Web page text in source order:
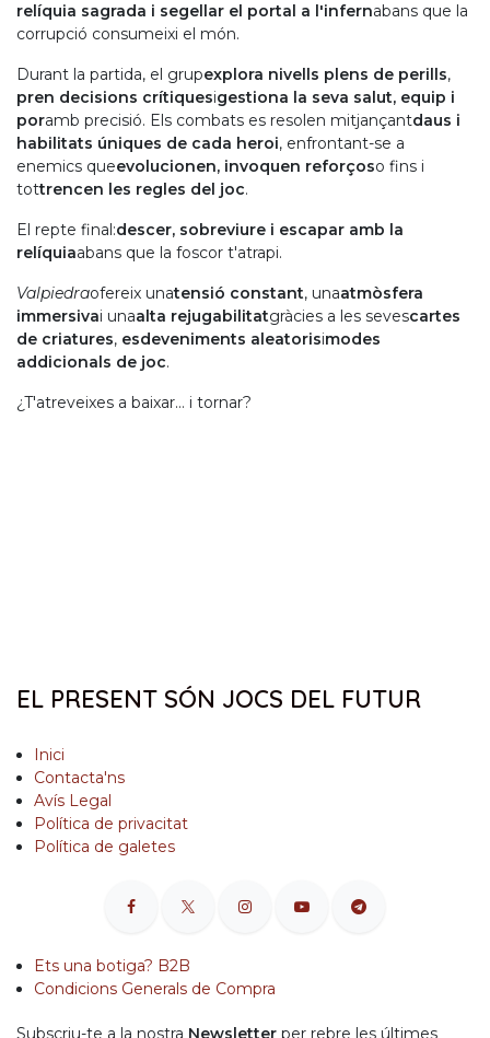
relíquia sagrada i segellar el portal a l'infernabans que la
corrupció consumeixi el món.
Durant la partida, el grupexplora nivells plens de perills,
pren decisions crítiquesigestiona la seva salut, equip i
poramb precisió. Els combats es resolen mitjançantdaus i
habilitats úniques de cada heroi, enfrontant-se a
enemics queevolucionen, invoquen reforçoso fins i
tottrencen les regles del joc.
El repte final:descer, sobreviure i escapar amb la
relíquiaabans que la foscor t'atrapi.
Valpiedraofereix unatensió constant, unaatmòsfera
immersivai unaalta rejugabilitatgràcies a les sevescartes
de criatures, esdeveniments aleatorisimodes
addicionals de joc.
¿T'atreveixes a baixar… i tornar?
EL PRESENT SÓN JOCS DEL FUTUR
Inici
Contacta'ns
Avís Legal
Política de privacitat
Política de galetes
Ets una botiga? B2B
Condicions Generals de Compra
Subscriu-te a la nostra Newsletter per rebre les últimes